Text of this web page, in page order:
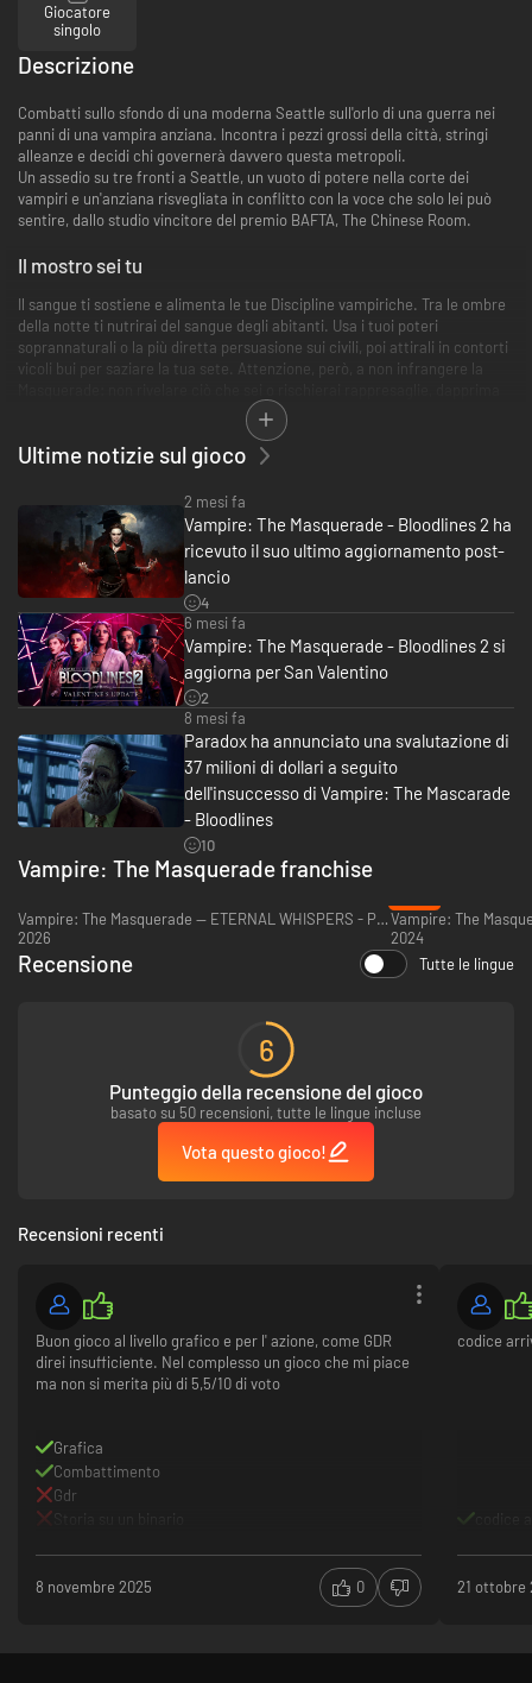
Giocatore
singolo
Descrizione
Combatti sullo sfondo di una moderna Seattle sull'orlo di una guerra nei
panni di una vampira anziana. Incontra i pezzi grossi della città, stringi
alleanze e decidi chi governerà davvero questa metropoli.
Un assedio su tre fronti a Seattle, un vuoto di potere nella corte dei
vampiri e un'anziana risvegliata in conflitto con la voce che solo lei può
sentire, dallo studio vincitore del premio BAFTA, The Chinese Room.
Il mostro sei tu
Il sangue ti sostiene e alimenta le tue Discipline vampiriche. Tra le ombre
della notte ti nutrirai del sangue degli abitanti. Usa i tuoi poteri
soprannaturali o la più diretta persuasione sui civili, poi attirali in contorti
vicoli bui per saziare la tua sete. Attenzione, però, a non infrangere la
da parte delle forze dell'ordine e poi... beh, ricorda che nella notte il caos
Goditi combattimenti viscerali e coinvolgenti, che premiano stili di gioco e
approcci completamente diversi in base al clan di vampiri scelto. Ti
getterai nella mischia con colpi soprannaturali, arringherai proseliti da
lontano o riequilibrerai le tue probabilità di sopravvivenza sfoltendo il
branco come i predatori alpha? Questi sono solo alcuni degli stili di gioco
supportati dai vari clan disponibili.
Un Mondo di Tenebra
Immergiti nel Mondo di Tenebra e compi la scalata nella società vampirica
o opponiti a essa. Vivi Seattle: una città ricolma di fazioni e di figure
tanto attraenti quanto pericolose, per non parlare dei mortali in gioco in
uno scontro di potere che neppure conoscono. In questo seguito di un
grande classico, le tue scelte e i complotti determineranno gli equilibri del
potere e il futuro della città e dei suoi abitanti.
Ultime notizie sul gioco
2 mesi fa
Vampire: The Masquerade - Bloodlines 2 ha
ricevuto il suo ultimo aggiornamento post-
lancio
4
6 mesi fa
Vampire: The Masquerade - Bloodlines 2 si
aggiorna per San Valentino
2
8 mesi fa
Paradox ha annunciato una svalutazione di
37 milioni di dollari a seguito
dell'insuccesso di Vampire: The Mascarade
- Bloodlines
10
Vampire: The Masquerade franchise
Vampire: The Masquerade — ETERNAL WHISPERS - PC (Steam)
2026
2024
Recensione Tutte le lingue
6
Punteggio della recensione del gioco
basato su 50 recensioni, tutte le lingue incluse
Vota questo gioco!
Recensioni recenti
Buon gioco al livello grafico e per l' azione, come GDR
direi insufficiente. Nel complesso un gioco che mi piace
ma non si merita più di 5,5/10 di voto
Grafica
Combattimento
Gdr
8 novembre 2025 0
codice
21 ottobre